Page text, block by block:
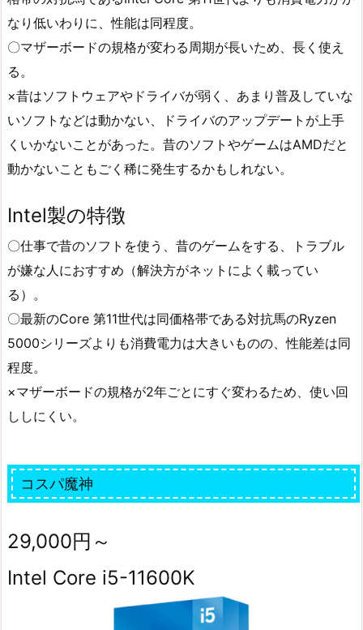
なり低いわりに、性能は同程度。
〇マザーボードの規格が変わる周期が長いため、長く使え
る。
×昔はソフトウェアやドライバが弱く、あまり普及していな
いソフトなどは動かない、ドライバのアップデートが上手
くいかないことがあった。昔のソフトやゲームはAMDだと
動かないこともごく稀に発生するかもしれない。
Intel製の特徴
〇仕事で昔のソフトを使う、昔のゲームをする、トラブル
が嫌な人におすすめ（解決方がネットによく載ってい
る）。
〇最新のCore 第11世代は同価格帯である対抗馬のRyzen
5000シリーズよりも消費電力は大きいものの、性能差は同
程度。
×マザーボードの規格が2年ごとにすぐ変わるため、使い回
ししにくい。
コスパ魔神
29,000円～
Intel Core i5-11600K